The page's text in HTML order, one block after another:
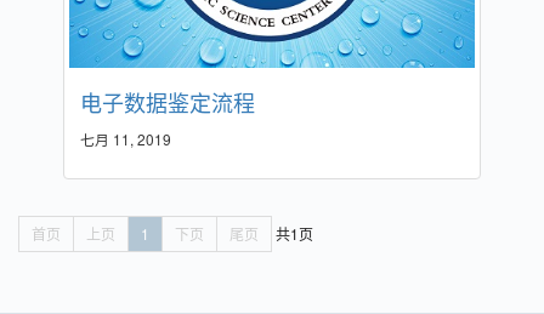
电子数据鉴定流程
七月 11, 2019
首页 上页 1 下页 尾页 共1页